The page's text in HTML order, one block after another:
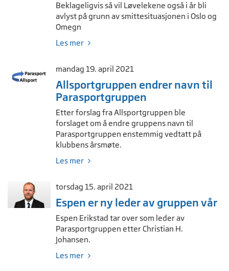
Beklageligvis så vil Løvelekene også i år bli
avlyst på grunn av smittesituasjonen i Oslo og
Omegn
Les mer
mandag 19. april 2021
Allsportgruppen endrer navn til
Parasportgruppen
Etter forslag fra Allsportgruppen ble
forslaget om å endre gruppens navn til
Parasportgruppen enstemmig vedtatt på
klubbens årsmøte.
Les mer
torsdag 15. april 2021
Espen er ny leder av gruppen vår
Espen Erikstad tar over som leder av
Parasportgruppen etter Christian H.
Johansen.
Les mer